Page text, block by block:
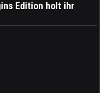
Edition holt ihr